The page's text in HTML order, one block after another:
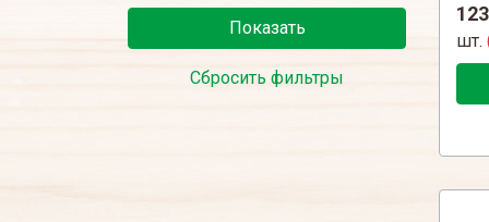
Показать
Сбросить фильтры
шт.